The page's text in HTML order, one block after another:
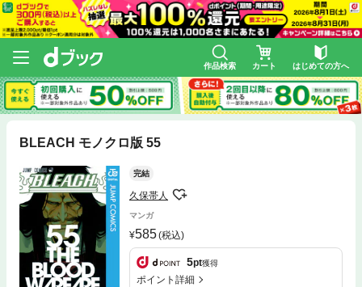
作品検索 カート はじめての方へ
BLEACH モノクロ版 55
完結
久保帯人
マンガ
585(税込)
5pt獲得
ポイント詳細